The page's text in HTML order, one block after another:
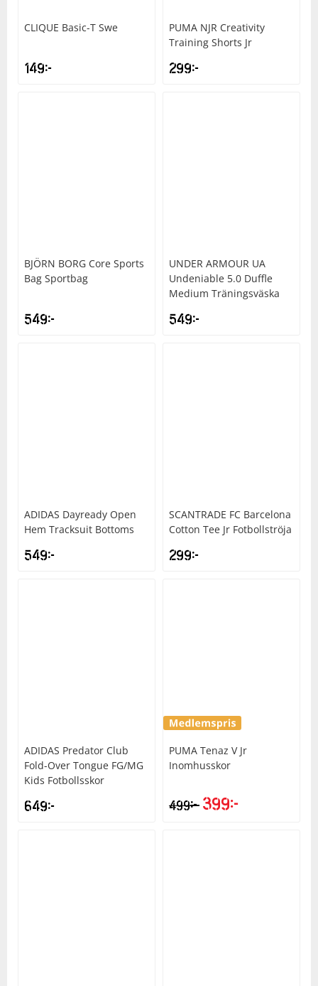
CLIQUE Basic-T Swe
149kr
PUMA NJR Creativity
Training Shorts Jr
299kr
BJÖRN BORG Core Sports
Bag Sportbag
549kr
UNDER ARMOUR UA
Undeniable 5.0 Duffle
Medium Träningsväska
549kr
ADIDAS Dayready Open
Hem Tracksuit Bottoms
549kr
SCANTRADE FC Barcelona
Cotton Tee Jr Fotbollströja
299kr
ADIDAS Predator Club
Fold-Over Tongue FG/MG
Kids Fotbollsskor
649kr
PUMA Tenaz V Jr
Inomhusskor
499kr 399kr